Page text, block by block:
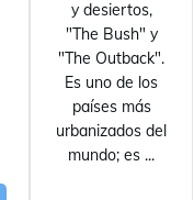
y desiertos,
"The Bush" y
"The Outback".
Es uno de los
países más
urbanizados del
mundo; es ...